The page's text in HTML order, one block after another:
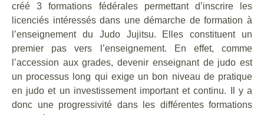
créé 3 formations fédérales permettant d’inscrire les
licenciés intéressés dans une démarche de formation à
l’enseignement du Judo Jujitsu. Elles constituent un
premier pas vers l’enseignement. En effet, comme
l’accession aux grades, devenir enseignant de judo est
un processus long qui exige un bon niveau de pratique
en judo et un investissement important et continu. Il y a
donc une progressivité dans les différentes formations